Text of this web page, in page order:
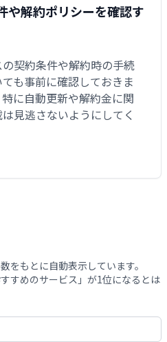
や解約ポリシーを確認す
契約条件や解約時の手続
も事前に確認しておきま
特に自動更新や解約金に関
見逃さないようにしてく
をもとに自動表示しています。
すめのサービス」が1位になるとは